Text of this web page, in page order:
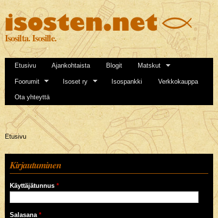
Hyppää
pääsisältöön
Isosilta. Isosille.
Etusivu Ajankohtaista Blogit Matskut
Foorumit Isoset ry Isospankki Verkkokauppa
Ota yhteyttä
Olet täällä
Etusivu
Kirjautuminen
Käyttäjätunnus *
Salasana *